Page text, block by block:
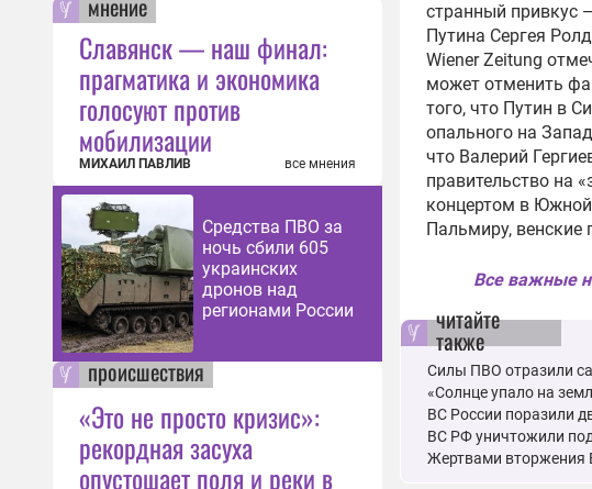
мнение
Славянск — наш финал:
прагматика и экономика
голосуют против
мобилизации
МИХАИЛ ПАВЛИВ все мнения
Средства ПВО за
ночь сбили 605
украинских
дронов над
регионами России
происшествия
«Это не просто кризис»:
рекордная засуха
опустошает поля и реки в
странный привкус
Путина Сергея
Wiener Zeitung
может отменить
того, что Путин в
опального на
что Валерий
правительство на
концертом в Южной
Пальмиру, венские
Все важные
читайте
также
Силы ПВО отразили
«Солнце упало на
ВС России поразили
ВС РФ уничтожили
Жертвами вторжения